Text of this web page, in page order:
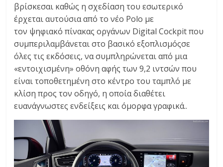
βρίσκεσαι καθώς η σχεδίαση του εσωτερικό
έρχεται αυτούσια από το νέο Polo με
τον ψηφιακό πίνακας οργάνων Digital Cockpit που
συμπεριλαμβάνεται στο βασικό εξοπλισμόςσε
όλες τις εκδόσεις, να συμπληρώνεται από μια
«εντοιχισμένη» οθόνη αφής των 9,2 ιντσών που
είναι τοποθετημένη στο κέντρο του ταμπλό με
κλίση προς τον οδηγό, η οποία διαθέτει
ευανάγνωστες ενδείξεις και όμορφα γραφικά..